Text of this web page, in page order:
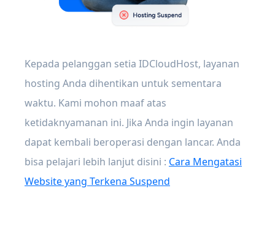
Kepada pelanggan setia IDCloudHost, layanan
hosting Anda dihentikan untuk sementara
waktu. Kami mohon maaf atas
ketidaknyamanan ini. Jika Anda ingin layanan
dapat kembali beroperasi dengan lancar. Anda
bisa pelajari lebih lanjut disini : Cara Mengatasi
Website yang Terkena Suspend